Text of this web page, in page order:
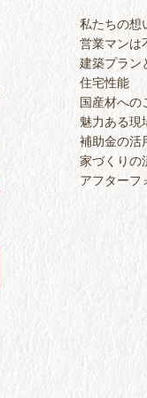
私たちの想
営業マンは
建築プラン
住宅性能
国産材への
魅力ある現
補助金の活
家づくりの
アフターフ